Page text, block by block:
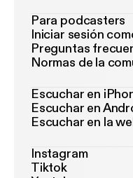
Para podcasters
Iniciar sesión
Preguntas
Normas de la
Escuchar en
Escuchar en
Escuchar en la
Instagram
Tiktok